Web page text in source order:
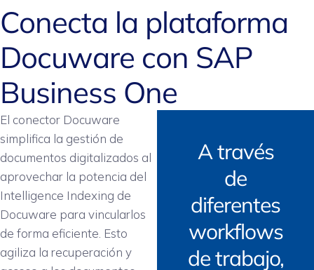
Conecta la plataforma
Docuware con SAP
Business One
El conector Docuware
simplifica la gestión de
documentos digitalizados al
aprovechar la potencia del
Intelligence Indexing de
Docuware para vincularlos
de forma eficiente. Esto
agiliza la recuperación y
A través
de
diferentes
workflows
de trabajo,